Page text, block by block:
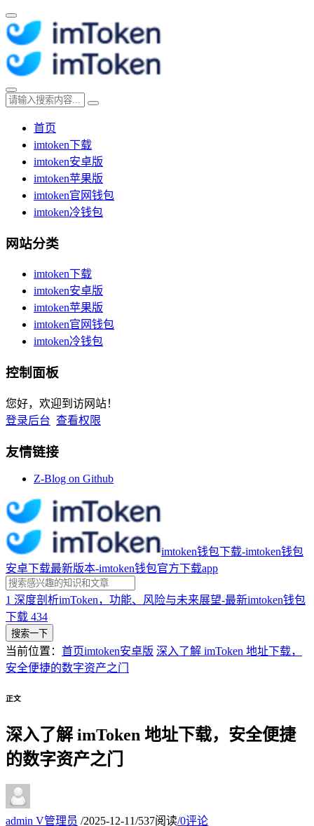
首页
imtoken下载
imtoken安卓版
imtoken苹果版
imtoken官网钱包
imtoken冷钱包
网站分类
imtoken下载
imtoken安卓版
imtoken苹果版
imtoken官网钱包
imtoken冷钱包
控制面板
您好，欢迎到访网站！
登录后台 查看权限
友情链接
Z-Blog on Github
imtoken钱包下载-imtoken钱包
安卓下载最新版本-imtoken钱包官方下载app
1 深度剖析imToken，功能、风险与未来展望-最新imtoken钱包
下载 434
搜索一下
当前位置： 首页imtoken安卓版 深入了解 imToken 地址下载，
安全便捷的数字资产之门
正文
深入了解 imToken 地址下载，安全便捷
的数字资产之门
admin V管理员 /2025-12-11/537阅读/0评论